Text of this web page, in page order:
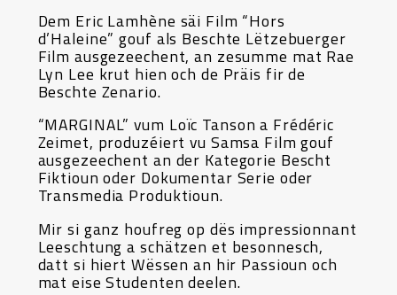
Dem Eric Lamhène säi Film “Hors
d’Haleine” gouf als Beschte Lëtzebuerger
Film ausgezeechent, an zesumme mat Rae
Lyn Lee krut hien och de Präis fir de
Beschte Zenario.
“MARGINAL” vum Loïc Tanson a Frédéric
Zeimet, produzéiert vu Samsa Film gouf
ausgezeechent an der Kategorie Bescht
Fiktioun oder Dokumentar Serie oder
Transmedia Produktioun.
Mir si ganz houfreg op dës impressionnant
Leeschtung a schätzen et besonnesch,
datt si hiert Wëssen an hir Passioun och
mat eise Studenten deelen.